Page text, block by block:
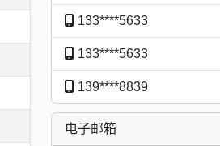
133****5633
133****5633
139****8839
电子邮箱